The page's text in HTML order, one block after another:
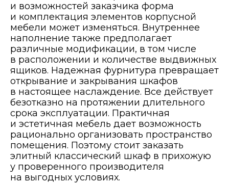
и возможностей заказчика форма
и комплектация элементов корпусной
мебели может изменяться. Внутреннее
наполнение также предполагает
различные модификации, в том числе
в расположении и количестве выдвижных
ящиков. Надежная фурнитура превращает
открывание и закрывания шкафов
в настоящее наслаждение. Все действует
безотказно на протяжении длительного
срока эксплуатации. Практичная
и эстетичная мебель дает возможность
рационально организовать пространство
помещения. Поэтому стоит заказать
элитный классический шкаф в прихожую
у проверенного производителя
на выгодных условиях.